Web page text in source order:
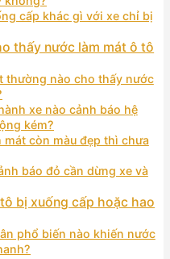
cấp khác gì với xe chỉ bị
thấy nước làm mát ô tô
thường nào cho thấy nước
xe nào cảnh báo hệ
kém?
mát còn màu đẹp thì chưa
báo đỏ cần dừng xe và
bị xuống cấp hoặc hao
phổ biến nào khiến nước